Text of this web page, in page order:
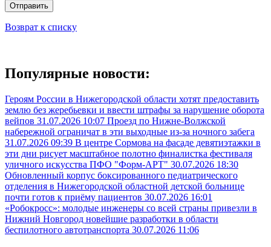
Отправить
Возврат к списку
Популярные новости:
Героям России в Нижегородской области хотят предоставить
землю без жеребьевки и ввести штрафы за нарушение оборота
вейпов 31.07.2026 10:07 Проезд по Нижне-Волжской
набережной ограничат в эти выходные из-за ночного забега
31.07.2026 09:39 В центре Сормова на фасаде девятиэтажки в
эти дни рисует масштабное полотно финалистка фестиваля
уличного искусства ПФО "Форм-АРТ" 30.07.2026 18:30
Обновленный корпус боксированного педиатрического
отделения в Нижегородской областной детской больнице
почти готов к приёму пациентов 30.07.2026 16:01
«Робокросс»: молодые инженеры со всей страны привезли в
Нижний Новгород новейшие разработки в области
беспилотного автотранспорта 30.07.2026 11:06